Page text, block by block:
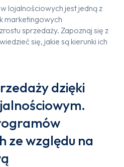
lojalnościowych jest jedną z
marketingowych
sprzedaży. Zapoznaj się z
się, jakie są kierunki ich
dzięki
ze względu na